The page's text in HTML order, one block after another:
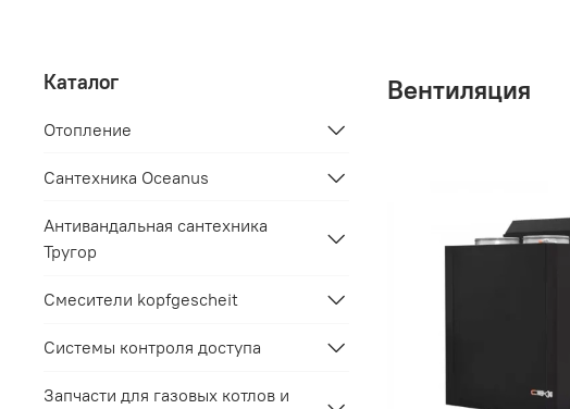
Вентиляция
Каталог
Отопление
Сантехника Oceanus
Антивандальная сантехника
Тругор
Смесители kopfgescheit
Системы контроля доступа
Запчасти для газовых котлов и